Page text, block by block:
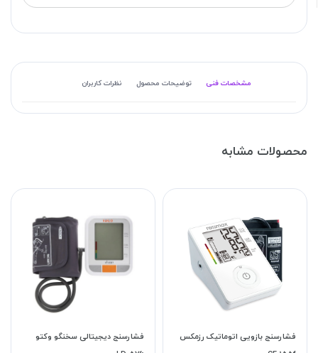
مشخصات فنی توضیحات محصول نظرات کاربران
محصولات مشابه
فشارسنج بازویی اتوماتیک رزمکس
فشارسنج دیجیتالی سخنگو وکتو